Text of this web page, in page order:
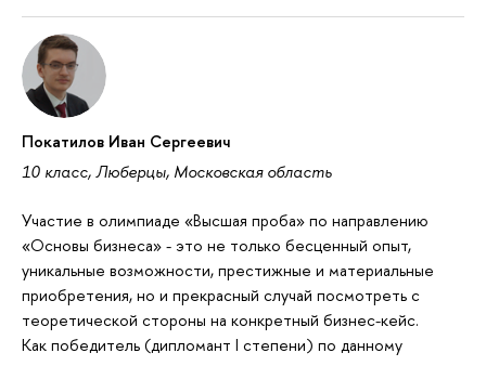
Покатилов Иван Сергеевич
10 класс, Люберцы, Московская область
Участие в олимпиаде «Высшая проба» по направлению
«Основы бизнеса» - это не только бесценный опыт,
уникальные возможности, престижные и материальные
приобретения, но и прекрасный случай посмотреть с
теоретической стороны на конкретный бизнес-кейс.
Как победитель (дипломант I степени) по данному